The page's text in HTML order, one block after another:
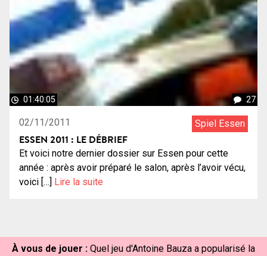
01:40:05 27
02/11/2011 Spiel Essen
ESSEN 2011 : LE DÉBRIEF
Et voici notre dernier dossier sur Essen pour cette
année : après avoir préparé le salon, après l’avoir vécu,
voici […] Lire la suite
À vous de jouer : Quel jeu d'Antoine Bauza a popularisé la